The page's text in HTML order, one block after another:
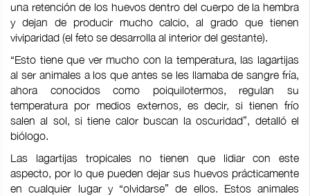
una retención de los huevos dentro del cuerpo de la hembra
y dejan de producir mucho calcio, al grado que tienen
viviparidad (el feto se desarrolla al interior del gestante).
“Esto tiene que ver mucho con la temperatura, las lagartijas
al ser animales a los que antes se les llamaba de sangre fría,
ahora conocidos como poiquilotermos, regulan su
temperatura por medios externos, es decir, si tienen frío
salen al sol, si tiene calor buscan la oscuridad”, detalló el
biólogo.
Las lagartijas tropicales no tienen que lidiar con este
aspecto, por lo que pueden dejar sus huevos prácticamente
en cualquier lugar y “olvidarse” de ellos. Estos animales